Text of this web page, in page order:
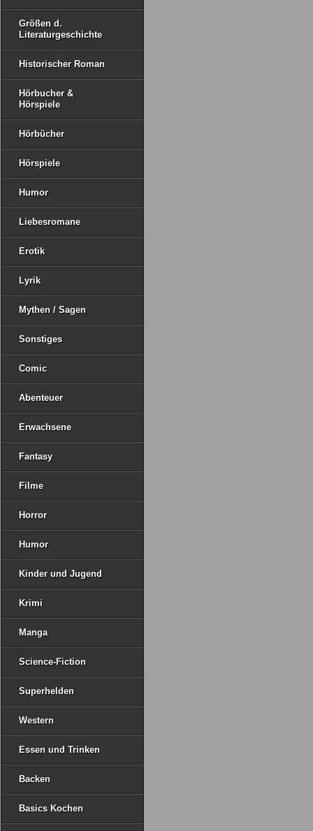
Größen d.
Literaturgeschichte
Historischer Roman
Hörbucher &
Hörspiele
Hörbücher
Hörspiele
Humor
Liebesromane
Erotik
Lyrik
Mythen / Sagen
Sonstiges
Comic
Abenteuer
Erwachsene
Fantasy
Filme
Horror
Humor
Kinder und Jugend
Krimi
Manga
Science-Fiction
Superhelden
Western
Essen und Trinken
Backen
Basics Kochen